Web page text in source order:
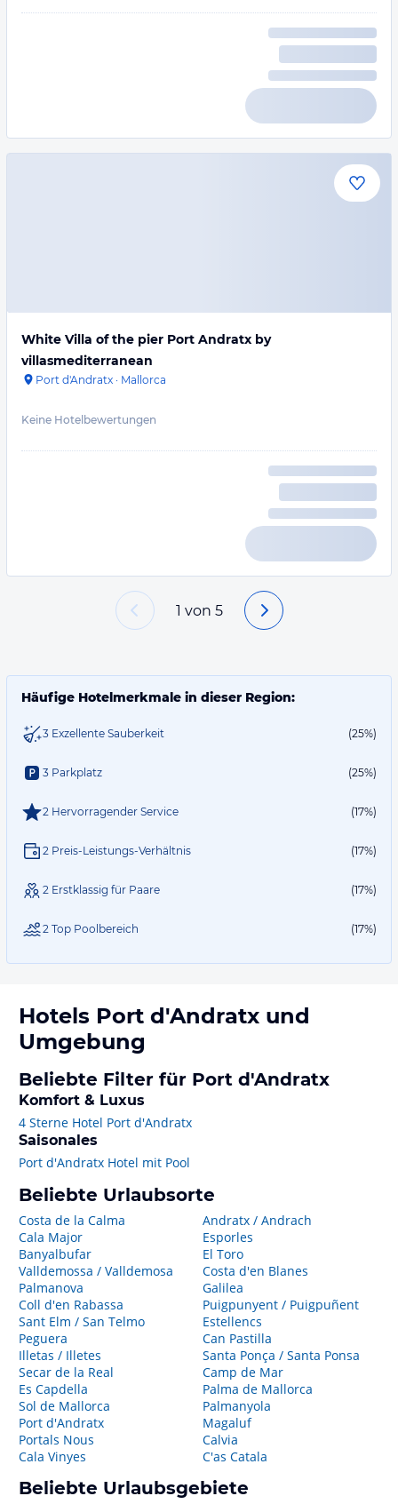
White Villa of the pier Port Andratx by
villasmediterranean
Port d'Andratx · Mallorca
Keine Hotelbewertungen
1 von 5
Häufige Hotelmerkmale in dieser Region:
3 Exzellente Sauberkeit (25%)
3 Parkplatz (25%)
2 Hervorragender Service (17%)
2 Preis-Leistungs-Verhältnis (17%)
2 Erstklassig für Paare (17%)
2 Top Poolbereich (17%)
Hotels Port d'Andratx und
Umgebung
Beliebte Filter für Port d'Andratx
Komfort & Luxus
4 Sterne Hotel Port d'Andratx
Saisonales
Port d'Andratx Hotel mit Pool
Beliebte Urlaubsorte
Costa de la Calma
Cala Major
Banyalbufar
Valldemossa / Valldemosa
Palmanova
Coll d'en Rabassa
Sant Elm / San Telmo
Peguera
Illetas / Illetes
Secar de la Real
Es Capdella
Sol de Mallorca
Port d'Andratx
Portals Nous
Cala Vinyes
Andratx / Andrach
Esporles
El Toro
Costa d'en Blanes
Galilea
Puigpunyent / Puigpuñent
Estellencs
Can Pastilla
Santa Ponça / Santa Ponsa
Camp de Mar
Palma de Mallorca
Palmanyola
Magaluf
Calvia
C'as Catala
Beliebte Urlaubsgebiete